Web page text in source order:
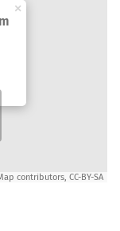
×
contributors, CC-BY-SA